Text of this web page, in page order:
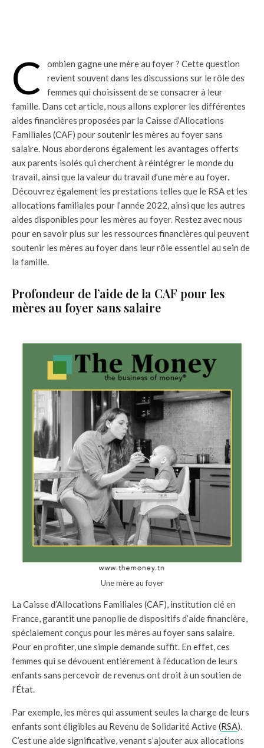
C
ombien gagne une mère au foyer ? Cette question
revient souvent dans les discussions sur le rôle des
femmes qui choisissent de se consacrer à leur
famille. Dans cet article, nous allons explorer les différentes
aides financières proposées par la Caisse d’Allocations
Familiales (CAF) pour soutenir les mères au foyer sans
salaire. Nous aborderons également les avantages offerts
aux parents isolés qui cherchent à réintégrer le monde du
travail, ainsi que la valeur du travail d’une mère au foyer.
Découvrez également les prestations telles que le RSA et les
allocations familiales pour l’année 2022, ainsi que les autres
aides disponibles pour les mères au foyer. Restez avec nous
pour en savoir plus sur les ressources financières qui peuvent
soutenir les mères au foyer dans leur rôle essentiel au sein de
la famille.
Profondeur de l’aide de la CAF pour les
mères au foyer sans salaire
Une mère au foyer
La Caisse d’Allocations Familiales (CAF), institution clé en
France, garantit une panoplie de dispositifs d’aide financière,
spécialement conçus pour les mères au foyer sans salaire.
Pour en profiter, une simple demande suffit. En effet, ces
femmes qui se dévouent entièrement à l’éducation de leurs
enfants sans percevoir de revenus ont droit à un soutien de
l’État.
Par exemple, les mères qui assument seules la charge de leurs
enfants sont éligibles au Revenu de Solidarité Active (RSA).
C’est une aide significative, venant s’ajouter aux allocations